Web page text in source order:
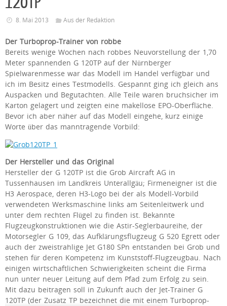
8. Mai 2013 Aus der Redaktion
Der Turboprop-Trainer von robbe
Bereits wenige Wochen nach robbes Neuvorstellung der 1,70
Meter spannenden G 120TP auf der Nürnberger
Spielwarenmesse war das Modell im Handel verfügbar und
ich im Besitz eines Testmodells. Gespannt ging ich gleich ans
Auspacken und Begutachten. Alle Teile waren bruchsicher im
Karton gelagert und zeigten eine makellose EPO-Oberfläche.
Bevor ich aber näher auf das Modell eingehe, kurz einige
Worte über das manntragende Vorbild:
Der Hersteller und das Original
Hersteller der G 120TP ist die Grob Aircraft AG in
Tussenhausen im Landkreis Unterallgäu; Firmeneigner ist die
H3 Aerospace, deren H3-Logo bei der als Modell-Vorbild
verwendeten Werksmaschine links am Seitenleitwerk und
unter dem rechten Flügel zu finden ist. Bekannte
Flugzeugkonstruktionen wie die Astir-Seglerbaureihe, der
Motorsegler G 109, das Aufklärungsflugzeug G 520 Egrett oder
auch der zweistrahlige Jet G180 SPn entstanden bei Grob und
stehen für deren Kompetenz im Kunststoff-Flugzeugbau. Nach
einigen wirtschaftlichen Schwierigkeiten scheint die Firma
nun unter neuer Leitung auf dem Pfad zum Erfolg zu sein.
Mit dazu beitragen soll in Zukunft auch der Jet-Trainer G
120TP (der Zusatz TP bezeichnet die mit einem Turboprop-